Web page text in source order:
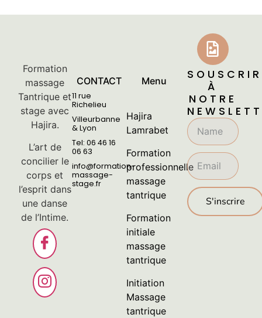
Formation
massage
Tantrique et
stage avec
Hajira.
L’art de
concilier le
corps et
l’esprit dans
une danse
de l’Intime.
CONTACT
11 rue
Richelieu
Villeurbanne
& Lyon
Tel: 06 46 16
06 63
info@formation-
massage-
stage.fr
Menu
Hajira
Lamrabet
Formation
professionnelle
massage
tantrique
Formation
initiale
massage
tantrique
Initiation
Massage
tantrique
À
NOTRE
S'inscrire